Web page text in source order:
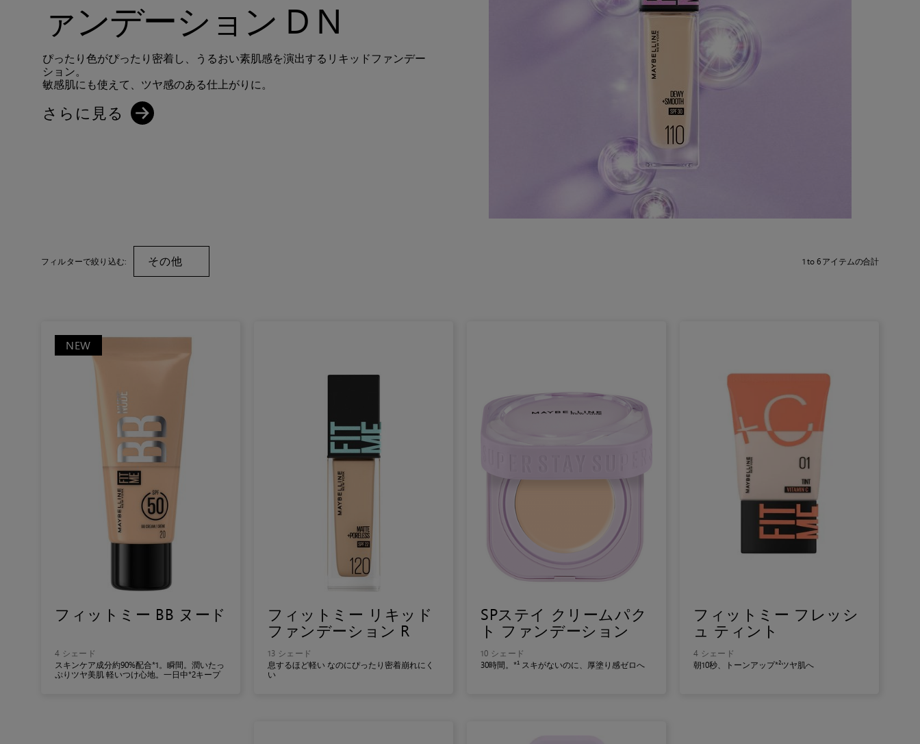
ァンデーション D N
ぴったり色がぴったり密着し、うるおい素肌感を演出するリキッドファンデー
ション。
敏感肌にも使えて、ツヤ感のある仕上がりに。
さらに見る
フィルターで絞り込む: その他 1to6アイテムの合計
NEW
フィットミー BB ヌード
4 シェード
スキンケア成分約90%配合*1。瞬間。潤いたっ
ぷりツヤ美肌 軽いつけ心地。一日中*2キープ
フィットミー リキッド
ファンデーション R
13 シェード
息するほど軽い なのにぴったり密着崩れにく
い
SPステイ クリームパク
ト ファンデーション
10 シェード
30時間。*¹ スキがないのに、厚塗り感ゼロへ
フィットミー フレッシ
ュ ティント
4 シェード
朝10秒、トーンアップ*²ツヤ肌へ